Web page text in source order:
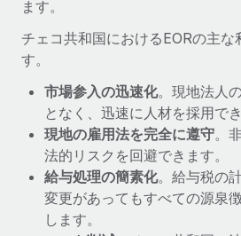
ます。
チェコ共和国におけるEORの主
す。
市場参入の迅速化。現地法人
となく、迅速に人材を採用でき
現地の雇用法を完全に遵守。
法的リスクを回避できます。
給与処理の簡素化。給与税の
変更があってもすべての源泉
します。